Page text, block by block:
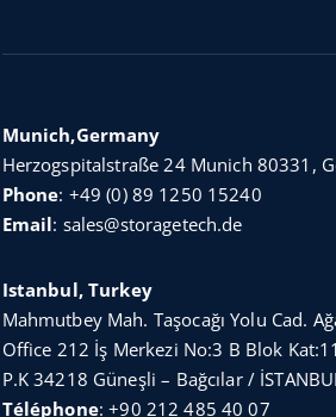
Munich,Germany
Herzogspitalstraße 24 Munich 80331,
Phone: +49 (0) 89 1250 15240
Email: sales@storagetech.de
Istanbul, Turkey
Mahmutbey Mah. Taşocağı Yolu Cad.
Office 212 İş Merkezi No:3 B Blok
P.K 34218 Güneşli – Bağcılar /
Téléphone:+90 212 485 40 07